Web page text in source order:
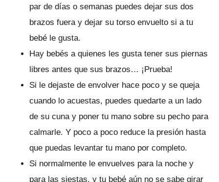
par de días o semanas puedes dejar sus dos
brazos fuera y dejar su torso envuelto si a tu
bebé le gusta.
Hay bebés a quienes les gusta tener sus piernas
libres antes que sus brazos… ¡Prueba!
Si le dejaste de envolver hace poco y se queja
cuando lo acuestas, puedes quedarte a un lado
de su cuna y poner tu mano sobre su pecho para
calmarle. Y poco a poco reduce la presión hasta
que puedas levantar tu mano por completo.
Si normalmente le envuelves para la noche y
para las siestas, y tu bebé aún no se sabe girar